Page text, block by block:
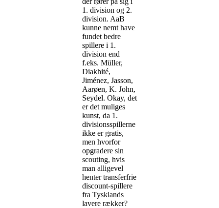
1. division og 2.
division. AaB
kunne nemt have
fundet bedre
spillere i 1.
division end
f.eks. Müller,
Diakhité,
Jiménez, Jasson,
Aarøen, K. John,
Seydel. Okay, det
er det muliges
kunst, da 1.
divisionsspillerne
ikke er gratis,
men hvorfor
opgradere sin
scouting, hvis
man alligevel
henter transferfrie
discount-spillere
fra Tysklands
lavere rækker?